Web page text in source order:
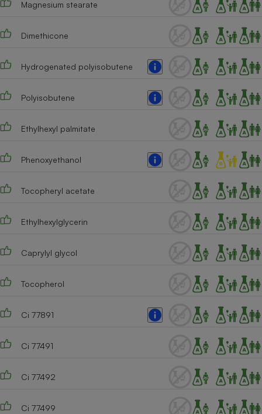
Magnesium stearate
Dimethicone
Hydrogenated polyisobutene
Polyisobutene
Ethylhexyl palmitate
Phenoxyethanol
Tocopheryl acetate
Ethylhexylglycerin
Caprylyl glycol
Tocopherol
Ci 77891
Ci 77491
Ci 77492
Ci 77499
Plaque de cuisson à
induction
Climatiseur -
Ventilateur
Cafetière à expressos
Robot ménager
Téléphone mobile -
Smartphone
Antivirus
Ventilateur